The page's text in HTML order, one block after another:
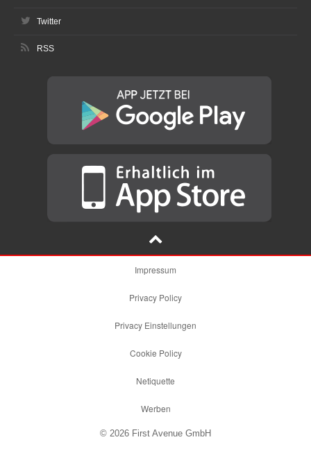
Twitter
RSS
Impressum
Privacy Policy
Privacy Einstellungen
Cookie Policy
Netiquette
Werben
© 2026 First Avenue GmbH